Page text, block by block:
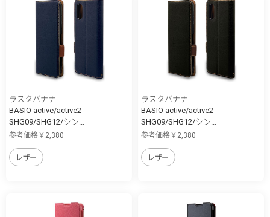
ラスタバナナ
BASIO active/active2
SHG09/SHG12/シン...
参考価格￥2,380
レザー
ラスタバナナ
BASIO active/active2
SHG09/SHG12/シン...
参考価格￥2,380
レザー